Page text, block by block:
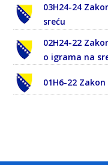
03H24-24
sreću
02H24-22
o igrama na
01H6-22